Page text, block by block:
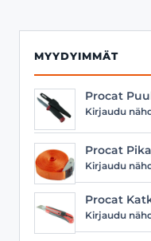
MYYDYIMMÄT
Procat
Kirjaudu
Procat
Kirjaudu
Procat
Kirjaudu